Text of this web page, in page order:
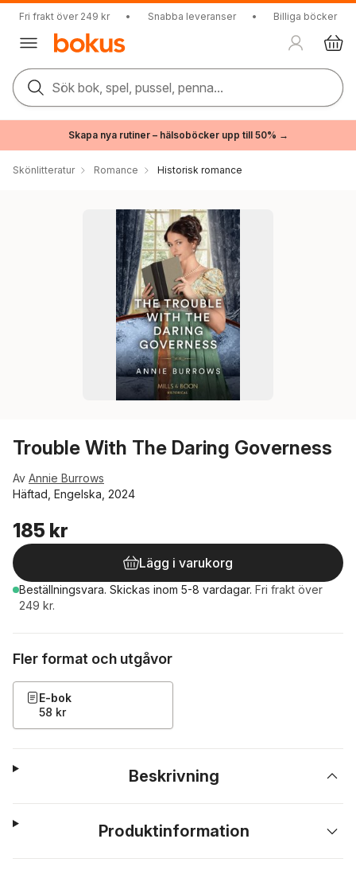
Fri frakt över 249 kr • Snabba leveranser • Billiga böcker
Sök bok, spel, pussel, penna...
Skapa nya rutiner – hälsoböcker upp till 50% →
Skönlitteratur Romance Historisk romance
Trouble With The Daring Governess
Av Annie Burrows
Häftad, Engelska, 2024
185 kr
Lägg i varukorg
Beställningsvara. Skickas inom 5-8 vardagar. Fri frakt över
249 kr.
Fler format och utgåvor
E-bok
58 kr
Beskrivning
Produktinformation